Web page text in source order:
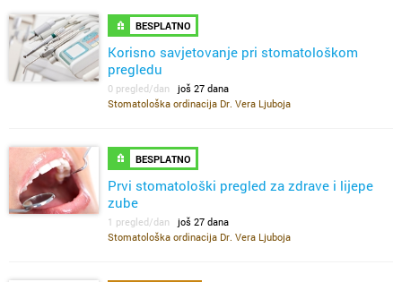
BESPLATNO
Korisno savjetovanje pri stomatološkom
pregledu
0 pregled/dan još 27 dana
Stomatološka ordinacija Dr. Vera Ljuboja
BESPLATNO
Prvi stomatološki pregled za zdrave i lijepe
zube
1 pregled/dan još 27 dana
Stomatološka ordinacija Dr. Vera Ljuboja